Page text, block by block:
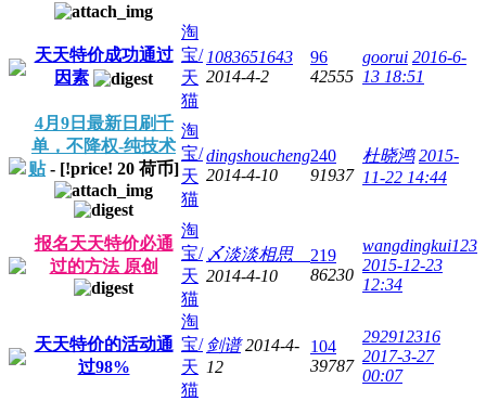
天天特价成功通过
因素
淘
宝/
天
猫
1083651643
2014-4-2
96
42555
goorui 2016-6-
13 18:51
4月9日最新日刷千
单，不降权-纯技术
贴- [!price! 20 荷币]
淘
宝/
天
猫
dingshoucheng
2014-4-10
240
91937
杜晓鸿 2015-
11-22 14:44
报名天天特价必通
过的方法 原创
淘
宝/
天
猫
〆淡淡相思ゞ
2014-4-10
219
86230
wangdingkui123
2015-12-23
12:34
天天特价的活动通
过98%
淘
宝/
天
猫
剑谱 2014-4-
12
104
39787
292912316
2017-3-27
00:07